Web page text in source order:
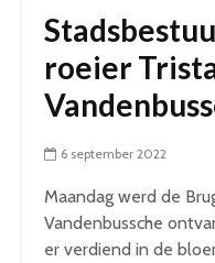
roeier
6 september 2022
Maandag werd de
Vandenbussche
er verdiend in de